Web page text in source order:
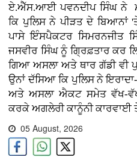
ਏ.ਐੱਸ.ਆਈ ਪਵਨਦੀਪ ਸਿੰਘ ਨੇ
ਕਿ ਪੁਲਿਸ ਨੇ ਪੀੜਤ ਦੇ ਬਿਆਨਾਂ
ਪਾਸੇ ਇੰਸਪੈਕਟਰ ਸਿਮਰਨਜੀਤ
ਜਸਵੀਰ ਸਿੰਘ ਨੂੰ ਗ੍ਰਿਫ਼ਤਾਰ ਕਰ
ਗਿਆ ਅਸਲਾ ਅਤੇ ਥਾਰ ਗੱਡੀ ਵੀ
ਉਨਾਂ ਦੱਸਿਆ ਕਿ ਪੁਲਿਸ ਨੇ
ਅਤੇ ਅਸਲਾ ਐਕਟ ਸਮੇਤ ਵੱਖ-
ਕਰਕੇ ਅਗਲੇਰੀ ਕਾਨੂੰਨੀ ਕਾਰਵਾਈ
05 August, 2026